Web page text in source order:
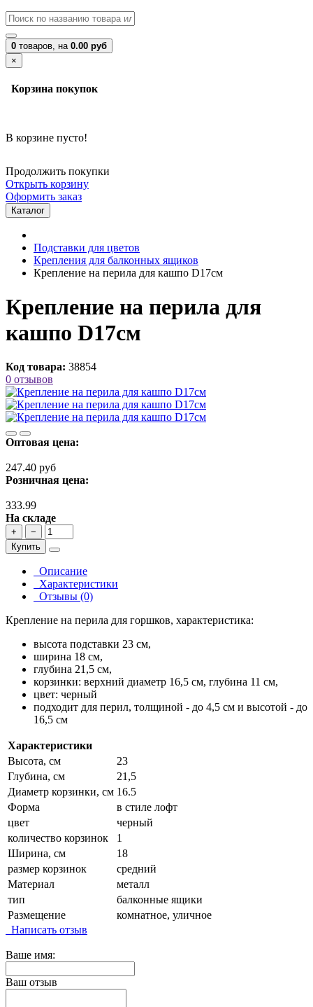
0 товаров, на 0.00 руб
×
Корзина покупок
В корзине пусто!
Продолжить покупки
Открыть корзину
Оформить заказ
Каталог
Подставки для цветов
Крепления для балконных ящиков
Крепление на перила для кашпо D17см
Крепление на перила для
кашпо D17см
Код товара: 38854
0 отзывов
Оптовая цена:
247.40 руб
Розничная цена:
333.99
На складе
+
−
Купить
Описание
Характеристики
Отзывы (0)
Крепление на перила для горшков, характеристика:
высота подставки 23 см,
ширина 18 см,
глубина 21,5 см,
корзинки: верхний диаметр 16,5 см, глубина 11 см,
цвет: черный
подходит для перил, толщиной - до 4,5 см и высотой - до
16,5 см
Характеристики
Высота, см
23
Глубина, см
21,5
Диаметр корзинки, см 16.5
Форма
в стиле лофт
цвет
черный
количество корзинок
1
Ширина, см
18
размер корзинок
средний
Материал
металл
тип
балконные ящики
Размещение
комнатное, уличное
Написать отзыв
Ваше имя:
Ваш отзыв